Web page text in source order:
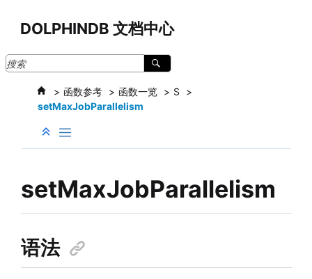
DOLPHINDB 文档中心
函数参考 函数一览
S
setMaxJobParallelism
setMaxJobParallelism
语法